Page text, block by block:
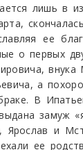
лишь в
ее
о первых
а
В
замуж
Ярослав и
ее